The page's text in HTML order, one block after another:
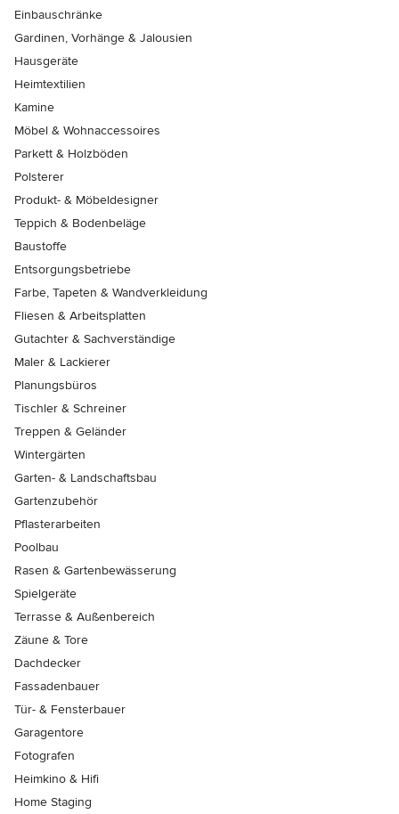
Einbauschränke
Gardinen, Vorhänge & Jalousien
Hausgeräte
Heimtextilien
Kamine
Möbel & Wohnaccessoires
Parkett & Holzböden
Polsterer
Produkt- & Möbeldesigner
Teppich & Bodenbeläge
Baustoffe
Entsorgungsbetriebe
Farbe, Tapeten & Wandverkleidung
Fliesen & Arbeitsplatten
Gutachter & Sachverständige
Maler & Lackierer
Planungsbüros
Tischler & Schreiner
Treppen & Geländer
Wintergärten
Garten- & Landschaftsbau
Gartenzubehör
Pflasterarbeiten
Poolbau
Rasen & Gartenbewässerung
Spielgeräte
Terrasse & Außenbereich
Zäune & Tore
Dachdecker
Fassadenbauer
Tür- & Fensterbauer
Garagentore
Fotografen
Heimkino & Hifi
Home Staging